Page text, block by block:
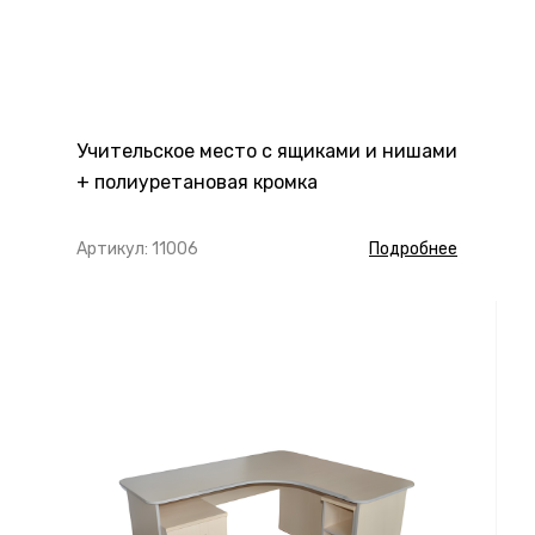
Учительское место с ящиками и нишами
+ полиуретановая кромка
Артикул: 11006 Подробнее